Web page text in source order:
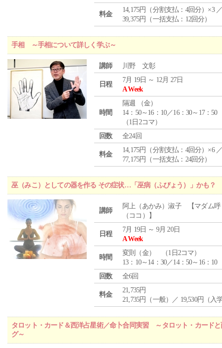
料金
14,175円（分割支払：4回分）×3
39,375円（一括支払：12回分）
手相 ～手相について詳しく学ぶ～
講師 川野 文彰
日程
7月 19日 ～ 12月 27日
A Week
時間
隔週 （金）
14：50～16：10／16：30～17：50
（1日2コマ）
回数
全24回
料金
14,175円（分割支払：4回分）×6
77,175円（一括支払：24回分）
巫（みこ）としての器を作る その症状…「巫病（ふびょう）」かも？
講師
阿上（あかみ）淑子 【マダム呼
（ココ）】
日程
7月 19日 ～ 9月 20日
A Week
時間
変則（金） （1日2コマ）
13：10～14：30／14：50～16：10
回数
全6回
料金
21,735円
21,735円（一般）／ 19,530円（入
タロット・カード＆西洋占星術／命卜合同実習 ～タロット・カード
グ～